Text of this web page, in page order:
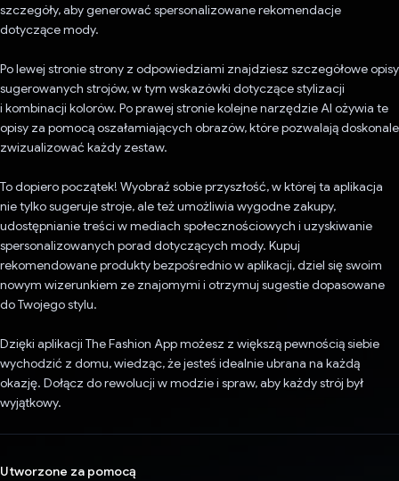
szczegóły, aby generować spersonalizowane rekomendacje
dotyczące mody.
Po lewej stronie strony z odpowiedziami znajdziesz szczegółowe opisy
sugerowanych strojów, w tym wskazówki dotyczące stylizacji
i kombinacji kolorów. Po prawej stronie kolejne narzędzie AI ożywia te
opisy za pomocą oszałamiających obrazów, które pozwalają doskonale
zwizualizować każdy zestaw.
To dopiero początek! Wyobraź sobie przyszłość, w której ta aplikacja
nie tylko sugeruje stroje, ale też umożliwia wygodne zakupy,
udostępnianie treści w mediach społecznościowych i uzyskiwanie
spersonalizowanych porad dotyczących mody. Kupuj
rekomendowane produkty bezpośrednio w aplikacji, dziel się swoim
nowym wizerunkiem ze znajomymi i otrzymuj sugestie dopasowane
do Twojego stylu.
Dzięki aplikacji The Fashion App możesz z większą pewnością siebie
wychodzić z domu, wiedząc, że jesteś idealnie ubrana na każdą
okazję. Dołącz do rewolucji w modzie i spraw, aby każdy strój był
wyjątkowy.
Utworzone za pomocą